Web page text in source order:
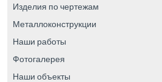
Изделия по чертежам
Металлоконструкции
Наши работы
Фотогалерея
Наши объекты